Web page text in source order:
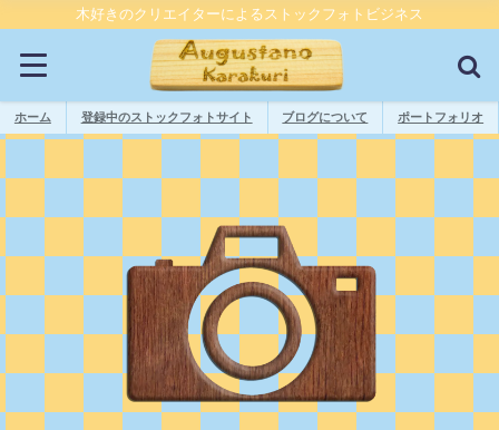
木好きのクリエイターによるストックフォトビジネス
ホーム 登録中のストックフォトサイト ブログについて ポートフォリオ